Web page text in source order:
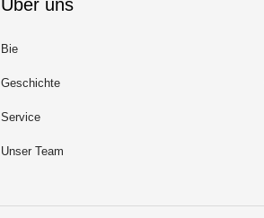
Über uns
Bie
Geschichte
Service
Unser Team